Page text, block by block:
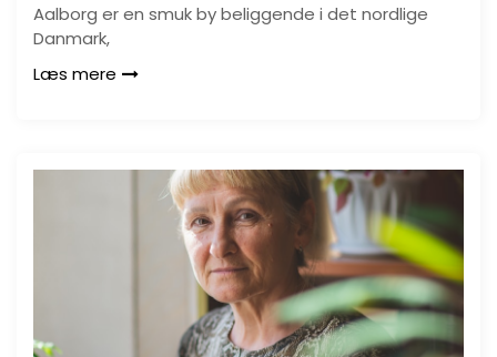
Aalborg er en smuk by beliggende i det nordlige
Danmark,
Læs mere